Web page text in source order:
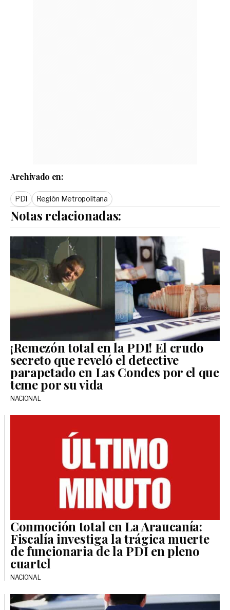
Archivado en:
PDI Región Metropolitana
Notas relacionadas:
¡Remezón total en la PDI! El crudo
secreto que reveló el detective
parapetado en Las Condes por el que
teme por su vida
NACIONAL
Conmoción total en La Araucanía:
Fiscalía investiga la trágica muerte
de funcionaria de la PDI en pleno
cuartel
NACIONAL